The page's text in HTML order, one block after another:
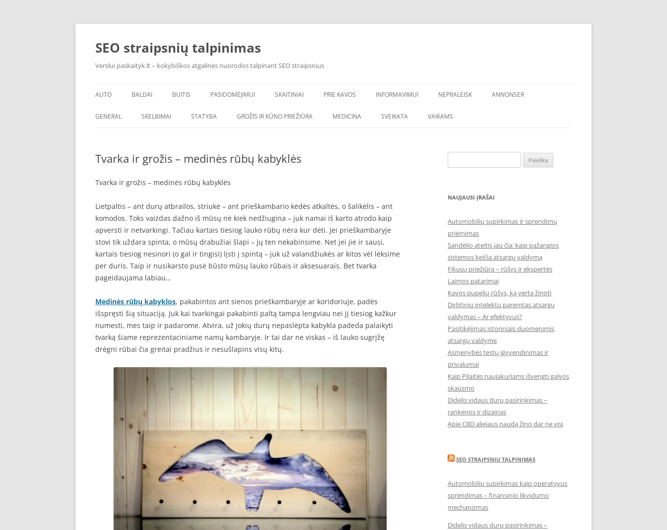
Pereiti
SEO straipsnių talpinimas
Verslui paskaityk.lt – kokybiškos atgalinės nuorodos talpinant SEO straipsnius
AUTO
PADANGOS
BALDAI BUITIS
ĮRANGA VANDENS FILTRAI
PASIDOMĖJIMUI SKAITINIAI PRIE KAVOS INFORMAVIMUI NEPRALEISK ANNONSER
GENERAL SKELBIMAI STATYBA GROŽIS IR KŪNO PRIEŽIŪRA MEDICINA SVEIKATA VAIKAMS
Tvarka ir grožis – medinės rūbų kabyklės
Tvarka ir grožis – medinės rūbų kabyklės
Lietpaltis – ant durų atbrailos, striukė – ant prieškambario kėdės atkaltės, o šalikėlis – ant
komodos. Toks vaizdas dažno iš mūsų nė kiek nedžiugina – juk namai iš karto atrodo kaip
apversti ir netvarkingi. Tačiau kartais tiesiog lauko rūbų nėra kur dėti. Jei prieškambaryje
stovi tik uždara spinta, o mūsų drabužiai šlapi – jų ten nekabinsime. Net jei jie ir sausi,
kartais tiesiog nesinori (o gal ir tingisi) lįsti į spintą – juk už valandžiukės ar kitos vėl lėksime
per duris. Taip ir nusikarsto pusė būsto mūsų lauko rūbais ir aksesuarais. Bet tvarka
pageidaujama labiau…
Medinės rūbų kabyklos, pakabintos ant sienos prieškambaryje ar koridoriuje, padės
išspręsti šią situaciją. Juk kai tvarkingai pakabinti paltą tampa lengviau nei jį tiesiog kažkur
numesti, mes taip ir padarome. Atvira, už jokių durų nepaslėpta kabykla padeda palaikyti
tvarką šiame reprezentaciniame namų kambaryje. Ir tai dar ne viskas – iš lauko sugrįžę
drėgni rūbai čia greitai pradžius ir nesušlapins visų kitų.
NAUJAUSI ĮRAŠAI
Automobilių supirkimas ir sprendimų
priėmimas
Sandėlio ateitis jau čia: kaip pažangios
sistemos keičia atsargų valdymą
Fikusų priežiūra – rūšys ir ekspertės
Laimos patarimai
Kavos pupelių rūšys, ką verta žinoti
Dirbtiniu intelektu paremtas atsargų
valdymas – Ar efektyvus?
Pasitikėjimas istoriniais duomenimis
atsargų valdyme
Asmenybės testų įgyvendinimas ir
privalumai
Kaip Pilaitės naujakuriams išvengti galvos
skausmo
Didelis vidaus durų pasirinkimas –
rankenos ir dizainas
Apie CBD aliejaus naudą žino dar ne visi
SEO STRAIPSNIU TALPINIMAS
Automobilių supirkimas kaip operatyvus
sprendimas – finansinio likvidumo
mechanizmas
Didelis vidaus durų pasirinkimas –